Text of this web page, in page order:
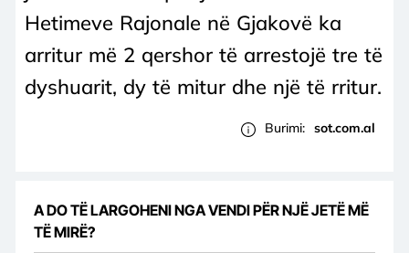
Hetimeve Rajonale në Gjakovë ka
arritur më 2 qershor të arrestojë tre të
dyshuarit, dy të mitur dhe një të rritur.
Burimi: sot.com.al
A DO TË LARGOHENI NGA VENDI PËR NJË JETË MË
TË MIRË?